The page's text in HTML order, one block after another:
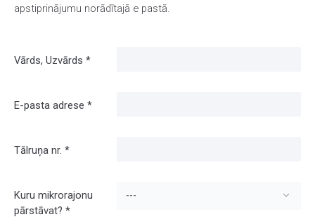
apstiprinājumu norādītajā e pastā.
Vārds, Uzvārds *
E-pasta adrese *
Tālruņa nr. *
Kuru mikrorajonu
pārstāvat? *
---